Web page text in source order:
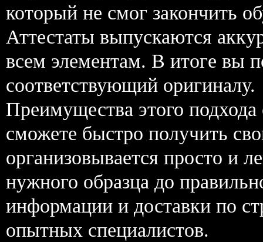
который не смог закончить
Аттестаты выпускаются
всем элементам. В итоге вы
соответствующий оригиналу.
Преимущества этого
сможете быстро получить
организовывается просто и
нужного образца до
информации и доставки по
опытных специалистов.